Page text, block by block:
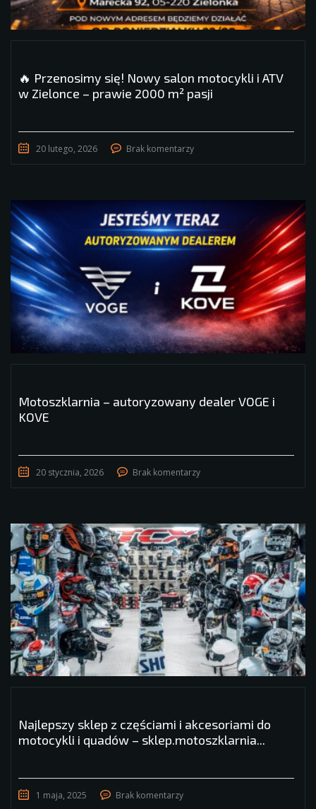
🔥 Przenosimy się! Nowy salon motocykli i ATV
w Zielonce – prawie 2000 m² pasji
20 lutego, 2026 Brak komentarzy
Motoszklarnia – autoryzowany dealer VOGE i
KOVE
20 stycznia, 2026 Brak komentarzy
Najlepszy sklep z częściami i akcesoriami do
motocykli i quadów – sklep.motoszklarnia...
1 maja, 2025 Brak komentarzy